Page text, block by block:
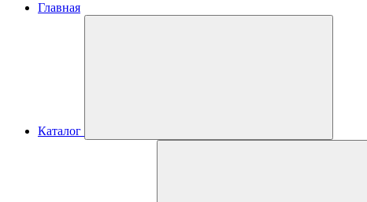
Главная
Каталог